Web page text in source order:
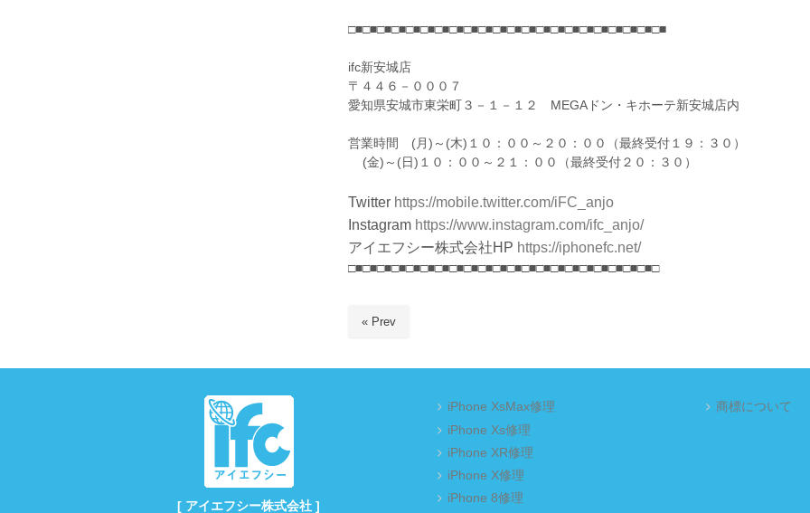
□■□■□■□■□■□■□■□■□■□■□■□■□■□■□■□■□■□■□■□■□■□■
ifc新安城店
〒４４６－０００７
愛知県安城市東栄町３－１－１２ MEGAドン・キホーテ新安城店内
営業時間 (月)～(木)１０：００～２０：００（最終受付１９：３０）
(金)～(日)１０：００～２１：００（最終受付２０：３０）
Twitter https://mobile.twitter.com/iFC_anjo
Instagramhttps://www.instagram.com/ifc_anjo/
アイエフシー株式会社HP https://iphonefc.net/
□■□■□■□■□■□■□■□■□■□■□■□■□■□■□■□■□■□■□■□■□■□
« Prev
[ アイエフシー株式会社 ]
iPhone XsMax修理
iPhone Xs修理
iPhone XR修理
iPhone X修理
iPhone 8修理
商標について